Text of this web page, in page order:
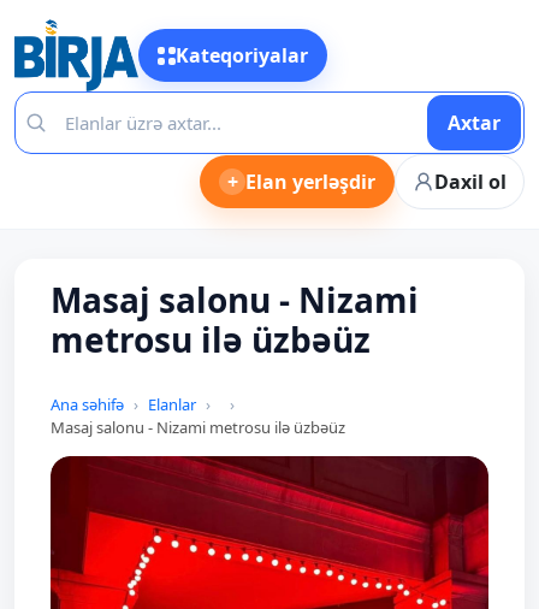
Kateqoriyalar
Axtar
+ Elan yerləşdir Daxil ol
Masaj salonu - Nizami
metrosu ilə üzbəüz
Ana səhifə
Elanlar
Masaj salonu - Nizami metrosu ilə üzbəüz